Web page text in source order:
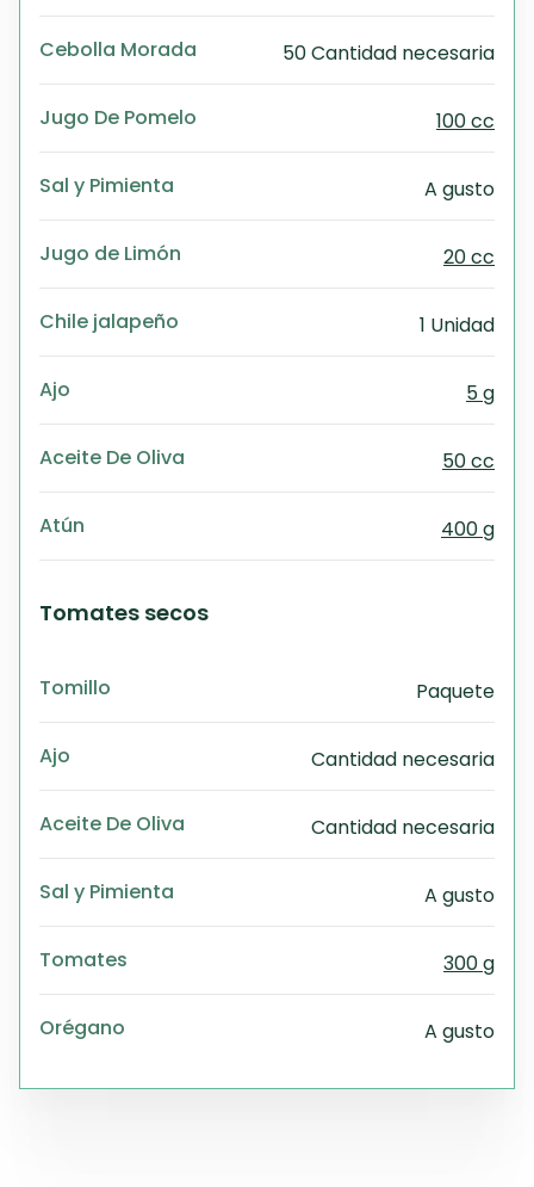
Cebolla Morada 50 Cantidad necesaria
Jugo De Pomelo 100 cc
Sal y Pimienta A gusto
Jugo de Limón 20 cc
Chile jalapeño 1 Unidad
Ajo 5 g
Aceite De Oliva 50 cc
Atún 400 g
Tomates secos
Tomillo Paquete
Ajo Cantidad necesaria
Aceite De Oliva Cantidad necesaria
Sal y Pimienta A gusto
Tomates 300 g
Orégano A gusto